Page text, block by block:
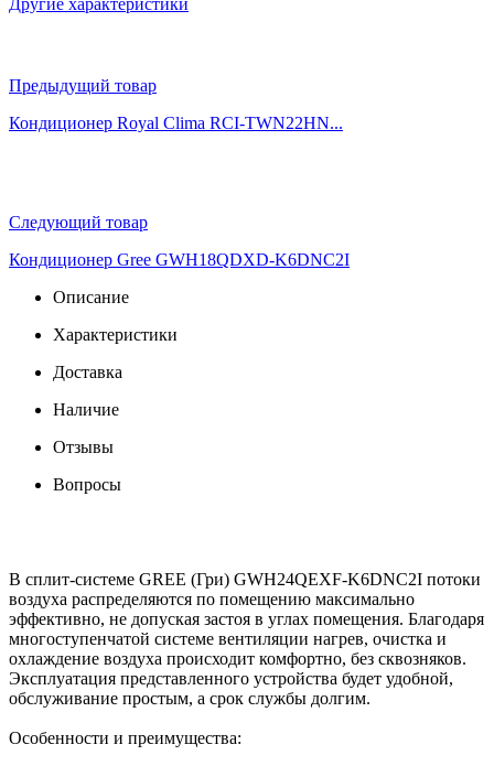
Другие характеристики
Предыдущий товар
Кондиционер Royal Clima RCI-TWN22HN...
Следующий товар
Кондиционер Gree GWH18QDXD-K6DNC2I
Описание
Характеристики
Доставка
Наличие
Отзывы
Вопросы
В сплит-системе GREE (Гри) GWH24QEXF-K6DNC2I потоки
воздуха распределяются по помещению максимально
эффективно, не допуская застоя в углах помещения. Благодаря
многоступенчатой системе вентиляции нагрев, очистка и
охлаждение воздуха происходит комфортно, без сквозняков.
Эксплуатация представленного устройства будет удобной,
обслуживание простым, а срок службы долгим.
Особенности и преимущества: